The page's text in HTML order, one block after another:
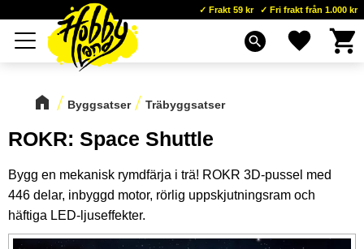
Meny
Frakt 59 kr Fri frakt från 1.000 kr
search Favoriter
Byggsatser Träbyggsatser
ROKR: Space Shuttle
Bygg en mekanisk rymdfärja i trä! ROKR 3D-pussel med
446 delar, inbyggd motor, rörlig uppskjutningsram och
häftiga LED-ljuseffekter.